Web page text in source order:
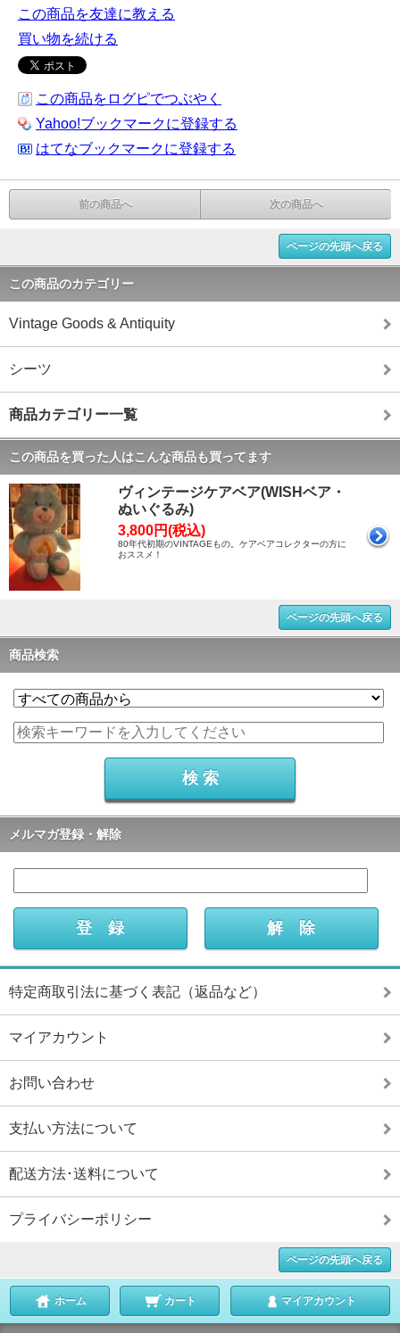
この商品を友達に教える
買い物を続ける
この商品をログピでつぶやく
Yahoo!ブックマークに登録する
はてなブックマークに登録する
前の商品へ 次の商品へ
ページの先頭へ戻る
この商品のカテゴリー
Vintage Goods & Antiquity
シーツ
商品カテゴリー一覧
この商品を買った人はこんな商品も買ってます
ヴィンテージケアベア(WISHベア・
ぬいぐるみ)
3,800円(税込)
80年代初期のVINTAGEもの。ケアベアコレクターの方に
おススメ！
ページの先頭へ戻る
商品検索
メルマガ登録・解除
特定商取引法に基づく表記（返品など）
マイアカウント
お問い合わせ
支払い方法について
配送方法･送料について
プライバシーポリシー
ページの先頭へ戻る
ホーム カート マイアカウント